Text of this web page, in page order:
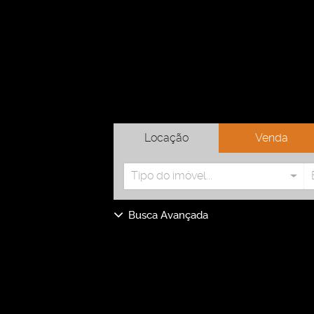
Locação Venda
Tipo do imóvel...
Busca Avançada